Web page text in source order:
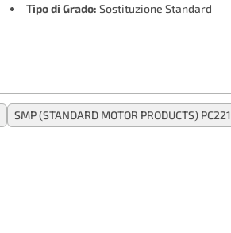
Tipo di Grado: Sostituzione Standard
SMP (STANDARD MOTOR PRODUCTS) PC221